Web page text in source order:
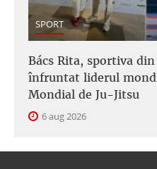
SPORT
Bács Rita, sportiva
înfruntat liderul
Mondial de Ju-Jitsu
6 aug 2026